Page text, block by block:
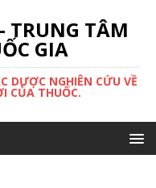
TRUNG TÂM
GIA
DƯỢC NGHIÊN CỨU VỀ
CỦA THUỐC.